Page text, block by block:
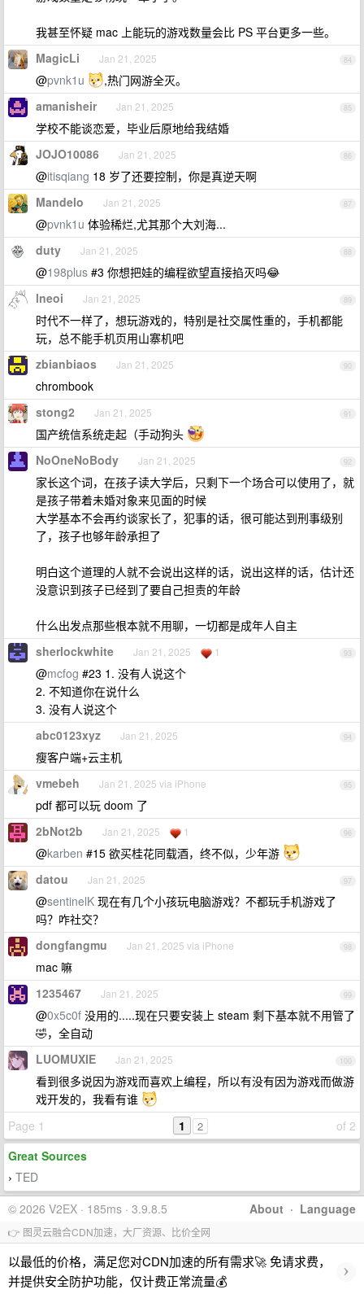
我甚至怀疑 mac 上能玩的游戏数量会比 PS 平台更多一些。
84
MagicLi Jan 21, 2025
@pvnk1u ,热门网游全灭。
85
amanisheir Jan 21, 2025
学校不能谈恋爱，毕业后原地给我结婚
86
JOJO10086 Jan 21, 2025
@itisqiang 18 岁了还要控制，你是真逆天啊
87
Mandelo Jan 21, 2025
@pvnk1u 体验稀烂,尤其那个大刘海...
88
duty Jan 21, 2025
@198plus #3 你想把娃的编程欲望直接掐灭吗😂
89
lneoi Jan 21, 2025
时代不一样了，想玩游戏的，特别是社交属性重的，手机都能
玩，总不能手机页用山寨机吧
90
zbianbiaos Jan 21, 2025
chrombook
91
stong2 Jan 21, 2025
国产统信系统走起（手动狗头
92
NoOneNoBody Jan 21, 2025
家长这个词，在孩子读大学后，只剩下一个场合可以使用了，就
是孩子带着未婚对象来见面的时候
大学基本不会再约谈家长了，犯事的话，很可能达到刑事级别
了，孩子也够年龄承担了
明白这个道理的人就不会说出这样的话，说出这样的话，估计还
没意识到孩子已经到了要自己担责的年龄
什么出发点那些根本就不用聊，一切都是成年人自主
93
sherlockwhite Jan 21, 2025 1
@mcfog #23 1. 没有人说这个
2. 不知道你在说什么
3. 没有人说这个
94
abc0123xyz Jan 21, 2025
瘦客户端+云主机
95
vmebeh Jan 21, 2025 via iPhone
pdf 都可以玩 doom 了
96
2bNot2b Jan 21, 2025 1
@karben #15 欲买桂花同载酒，终不似，少年游
97
datou Jan 21, 2025
@sentinelK 现在有几个小孩玩电脑游戏？不都玩手机游戏了
吗？咋社交？
98
dongfangmu Jan 21, 2025 via iPhone
mac 嘛
99
1235467 Jan 21, 2025
@0x5c0f 没用的.....现在只要安装上 steam 剩下基本就不用管了
🤣，全自动
100
LUOMUXIE Jan 21, 2025
看到很多说因为游戏而喜欢上编程，所以有没有因为游戏而做游
戏开发的，我看有谁
Page 1
of 2
1 2
Great Sources
› TED
About · Language
© 2026 V2EX · 185ms · 3.9.8.5
👉 图灵云融合CDN加速，大厂资源、比价全网
以最低的价格，满足您对CDN加速的所有需求🚀 免请求费，
并提供安全防护功能，仅计费正常流量💰
›